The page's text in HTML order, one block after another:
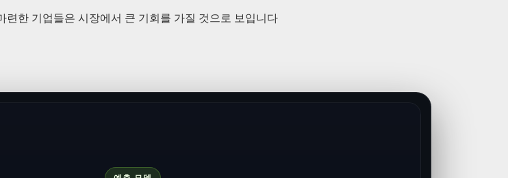
련한 기업들은 시장에서 큰 기회를 가질 것으로 보입니다